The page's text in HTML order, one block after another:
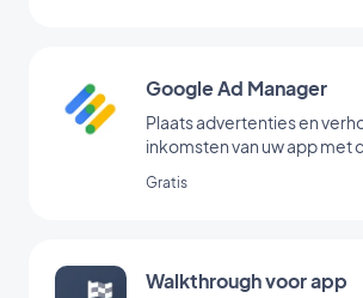
Google Ad Manager
Plaats advertenties en
inkomsten van uw app met
Gratis
Walkthrough voor app